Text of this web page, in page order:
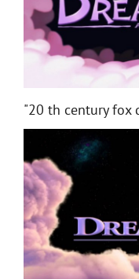
"20 th century fox